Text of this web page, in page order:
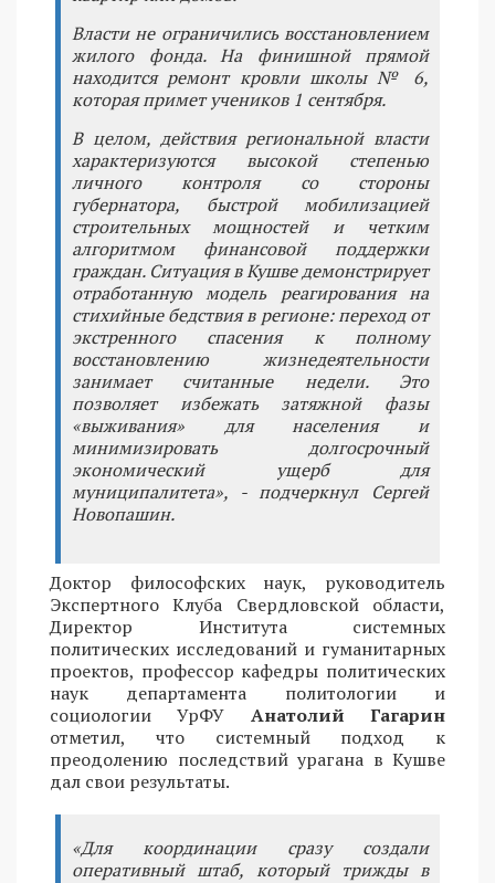
Власти не ограничились восстановлением
жилого фонда. На финишной прямой
находится ремонт кровли школы № 6,
которая примет учеников 1 сентября.
В целом, действия региональной власти
характеризуются высокой степенью
личного контроля со стороны
губернатора, быстрой мобилизацией
строительных мощностей и четким
алгоритмом финансовой поддержки
граждан. Ситуация в Кушве демонстрирует
отработанную модель реагирования на
стихийные бедствия в регионе: переход от
экстренного спасения к полному
восстановлению жизнедеятельности
занимает считанные недели. Это
позволяет избежать затяжной фазы
«выживания» для населения и
минимизировать долгосрочный
экономический ущерб для
муниципалитета», - подчеркнул Сергей
Новопашин.
Доктор философских наук, руководитель
Экспертного Клуба Свердловской области,
Директор Института системных
политических исследований и гуманитарных
проектов, профессор кафедры политических
наук департамента политологии и
социологии УрФУ Анатолий Гагарин
отметил, что системный подход к
преодолению последствий урагана в Кушве
дал свои результаты.
«Для координации сразу создали
оперативный штаб, который трижды в